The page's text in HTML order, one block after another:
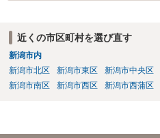
近くの市区町村を選び直す
新潟市内
新潟市北区
新潟市東区 新潟市中央区
新潟市南区
新潟市西区 新潟市西蒲区